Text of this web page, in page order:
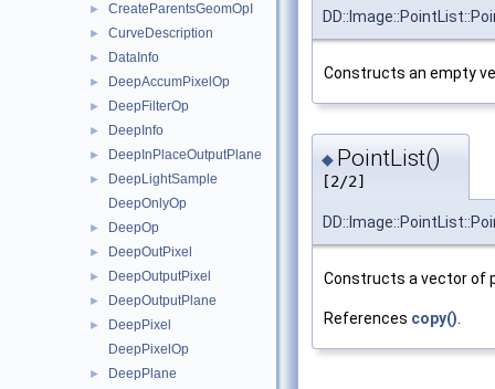
► CreateParentsGeomOpI
► CurveDescription
► DataInfo
► DeepAccumPixelOp
► DeepFilterOp
► DeepInfo
► DeepInPlaceOutputPlane
►
DeepLightSample
DeepOnlyOp
► DeepOp
► DeepOutPixel
► DeepOutputPixel
► DeepOutputPlane
►
DeepPixel
DeepPixelOp
► DeepPlane
Constructs an empty
◆ PointList()
[2/2]
Constructs a vector of
References copy()